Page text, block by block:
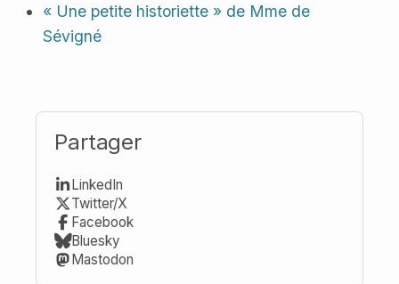
« Une petite historiette » de Mme de
Sévigné
Partager
LinkedIn
Twitter/X
Facebook
Bluesky
Mastodon